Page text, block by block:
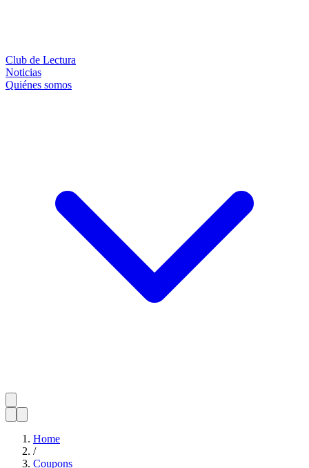
Club de Lectura
Noticias
Quiénes somos
Home
/
Coupons